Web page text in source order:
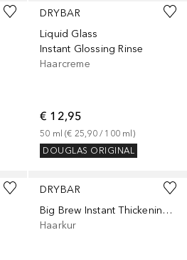
DRYBAR
Liquid Glass
Instant Glossing Rinse
Haarcreme
€ 12,95
50 ml (€ 25,90 / 100 ml)
DOUGLAS ORIGINAL
DRYBAR
Big Brew Instant Thickening Styling Treatment
Haarkur